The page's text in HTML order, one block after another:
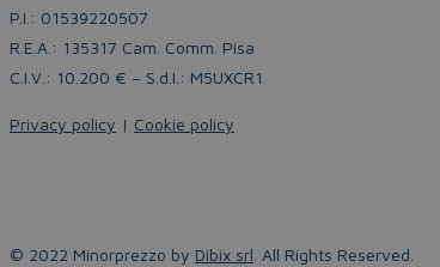
P.I.: 01539220507
R.E.A.: 135317 Cam. Comm. Pisa
C.I.V.: 10.200 € – S.d.I.: M5UXCR1
Privacy policy | Cookie policy
© 2022 Minorprezzo by Dibix srl . All Rights Reserved.